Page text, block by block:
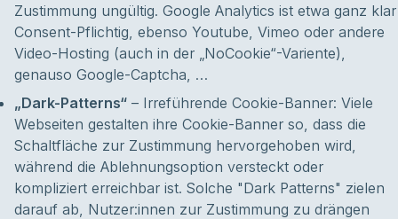
Zustimmung ungültig. Google Analytics ist etwa ganz klar
Consent-Pflichtig, ebenso Youtube, Vimeo oder andere
Video-Hosting (auch in der „NoCookie“-Variente),
genauso Google-Captcha, …
„Dark-Patterns“ – Irreführende Cookie-Banner: Viele
Webseiten gestalten ihre Cookie-Banner so, dass die
Schaltfläche zur Zustimmung hervorgehoben wird,
während die Ablehnungsoption versteckt oder
kompliziert erreichbar ist. Solche "Dark Patterns" zielen
darauf ab, Nutzer:innen zur Zustimmung zu drängen